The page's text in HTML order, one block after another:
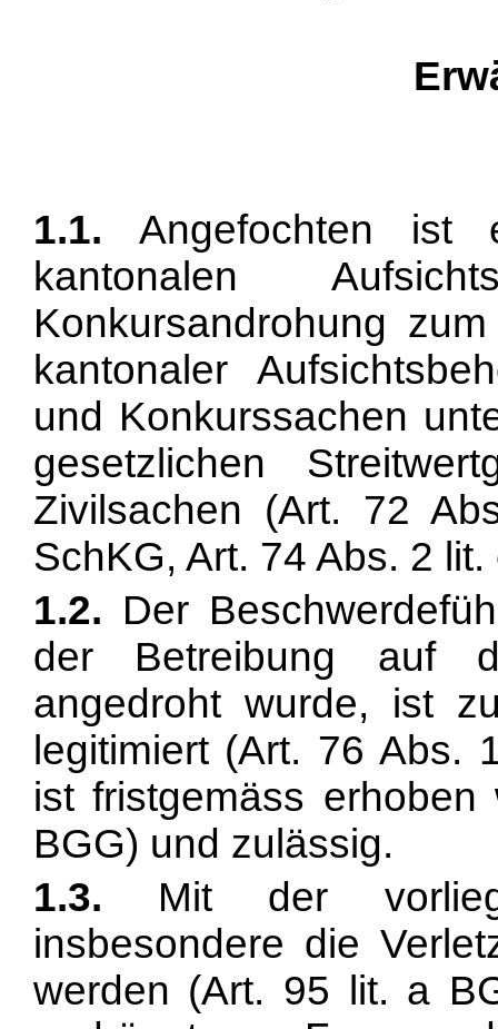
1.1. Angefochten ist
kantonalen
Konkursandrohung
kantonaler
und Konkurssachen
gesetzlichen
Zivilsachen (Art. 72
SchKG, Art. 74 Abs. 2
1.2. Der
der Betreibung auf
angedroht wurde, ist
legitimiert (Art. 76 Abs.
ist fristgemäss erhoben
BGG) und zulässig.
1.3. Mit der
insbesondere die
werden (Art. 95 lit. a